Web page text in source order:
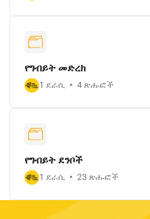
የግብይት መድረክ
1 ደራሲ 4 ጽሑፎች
የግብይት ደንቦች
1 ደራሲ 23 ጽሑፎች